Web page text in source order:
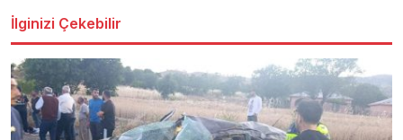
İlginizi Çekebilir